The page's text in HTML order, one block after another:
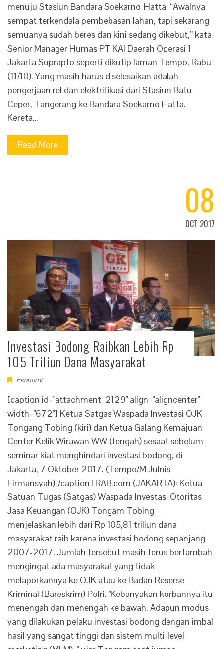
menuju Stasiun Bandara Soekarno-Hatta. “Awalnya
sempat terkendala pembebasan lahan, tapi sekarang
semuanya sudah beres dan kini sedang dikebut,” kata
Senior Manager Humas PT KAI Daerah Operasi 1
Jakarta Suprapto seperti dikutip laman Tempo, Rabu
(11/10). Yang masih harus diselesaikan adalah
pengerjaan rel dan elektrifikasi dari Stasiun Batu
Ceper, Tangerang ke Bandara Soekarno Hatta.
Kereta…
Read More
08
OCT 2017
Investasi Bodong Raibkan Lebih Rp
105 Triliun Dana Masyarakat
Ekonomi
[caption id="attachment_2129" align="aligncenter"
width="672"] Ketua Satgas Waspada Investasi OJK
Tongang Tobing (kiri) dan Ketua Galang Kemajuan
Center Kelik Wirawan WW (tengah) sesaat sebelum
seminar kiat menghindari investasi bodong, di
Jakarta, 7 Oktober 2017. (Tempo/M Julnis
Firmansyah)[/caption] RAB.com (JAKARTA): Ketua
Satuan Tugas (Satgas) Waspada Investasi Otoritas
Jasa Keuangan (OJK) Tongam Tobing
menjelaskan lebih dari Rp 105,81 triliun dana
masyarakat raib karena investasi bodong sepanjang
2007-2017. Jumlah tersebut masih terus bertambah
mengingat ada masyarakat yang tidak
melaporkannya ke OJK atau ke Badan Reserse
Kriminal (Bareskrim) Polri. "Kebanyakan korbannya itu
menengah dan menengah ke bawah. Adapun modus
yang dilakukan pelaku investasi bodong dengan imbal
hasil yang sangat tinggi dan sistem multi-level